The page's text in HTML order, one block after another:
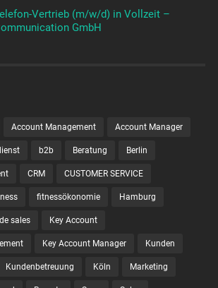
Vertrieb (m/w/d) in Vollzeit –
GmbH
Account Management Account Manager
b2b Beratung Berlin
CRM CUSTOMER SERVICE
fitnessökonomie Hamburg
sales Key Account
Key Account Manager Kunden
Kundenbetreuung Köln Marketing